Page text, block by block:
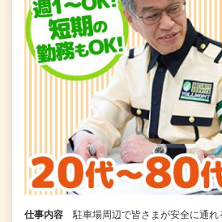
仕事内容
駐車場周辺で皆さまが安全に通